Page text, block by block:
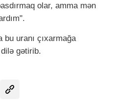
olar, amma mən
uranı çıxarmağa
gətirib.